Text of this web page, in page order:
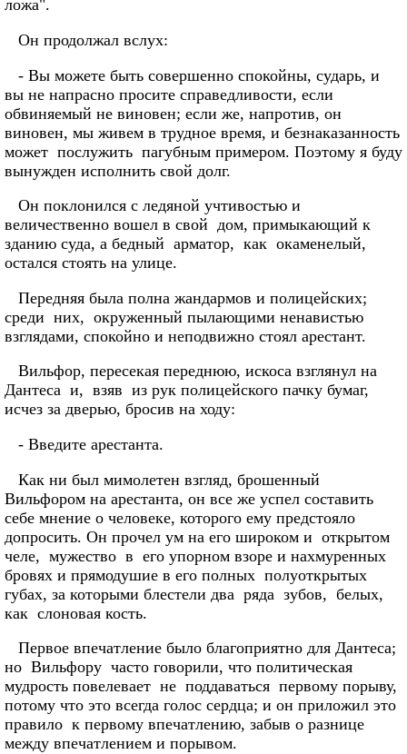
ложа".
Он продолжал вслух:
- Вы можете быть совершенно спокойны, сударь, и
вы не напрасно просите справедливости, если
обвиняемый не виновен; если же, напротив, он
виновен, мы живем в трудное время, и безнаказанность
может послужить пагубным примером. Поэтому я буду
вынужден исполнить свой долг.
Он поклонился с ледяной учтивостью и
величественно вошел в свой дом, примыкающий к
зданию суда, а бедный арматор, как окаменелый,
остался стоять на улице.
Передняя была полна жандармов и полицейских;
среди них, окруженный пылающими ненавистью
взглядами, спокойно и неподвижно стоял арестант.
Вильфор, пересекая переднюю, искоса взглянул на
Дантеса и, взяв из рук полицейского пачку бумаг,
исчез за дверью, бросив на ходу:
- Введите арестанта.
Как ни был мимолетен взгляд, брошенный
Вильфором на арестанта, он все же успел составить
себе мнение о человеке, которого ему предстояло
допросить. Он прочел ум на его широком и открытом
челе, мужество в его упорном взоре и нахмуренных
бровях и прямодушие в его полных полуоткрытых
губах, за которыми блестели два ряда зубов, белых,
как слоновая кость.
Первое впечатление было благоприятно для Дантеса;
но Вильфору часто говорили, что политическая
мудрость повелевает не поддаваться первому порыву,
потому что это всегда голос сердца; и он приложил это
правило к первому впечатлению, забыв о разнице
между впечатлением и порывом.